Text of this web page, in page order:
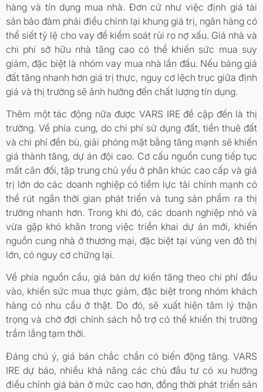
hàng và tín dụng mua nhà. Đơn cử như việc định giá tài
sản bảo đảm phải điều chỉnh lại khung giá trị, ngân hàng có
thể siết tỷ lệ cho vay để kiểm soát rủi ro nợ xấu. Giá nhà và
chi phí sở hữu nhà tăng cao có thể khiến sức mua suy
giảm, đặc biệt là nhóm vay mua nhà lần đầu. Nếu bảng giá
đất tăng nhanh hơn giá trị thực, nguy cơ lệch trục giữa định
giá và thị trường sẽ ảnh hưởng đến chất lượng tín dụng.
Thêm một tác động nữa được VARS IRE đề cập đến là thị
trường. Về phía cung, do chi phí sử dụng đất, tiền thuê đất
và chi phí đền bù, giải phóng mặt bằng tăng mạnh sẽ khiến
giá thành tăng, dự án đội cao. Cơ cấu nguồn cung tiếp tục
mất cân đối, tập trung chủ yếu ở phân khúc cao cấp và giá
trị lớn do các doanh nghiệp có tiềm lực tài chính mạnh có
thể rút ngắn thời gian phát triển và tung sản phẩm ra thị
trường nhanh hơn. Trong khi đó, các doanh nghiệp nhỏ và
vừa gặp khó khăn trong việc triển khai dự án mới, khiến
nguồn cung nhà ở thương mại, đặc biệt tại vùng ven đô thị
lớn, có nguy cơ chững lại.
Về phía nguồn cầu, giá bán dự kiến tăng theo chi phí đầu
vào, khiến sức mua thực giảm, đặc biệt trong nhóm khách
hàng có nhu cầu ở thật. Do đó, sẽ xuất hiện tâm lý thận
trọng và chờ đợi chính sách hỗ trợ có thể khiến thị trường
trầm lắng tạm thời.
Đáng chú ý, giá bán chắc chắn có biến động tăng. VARS
IRE dự báo, nhiều khả năng các chủ đầu tư có xu hướng
điều chỉnh giá bán ở mức cao hơn, đồng thời phát triển sản